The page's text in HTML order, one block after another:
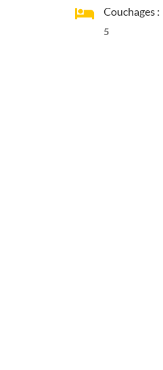
 Couchages :
5